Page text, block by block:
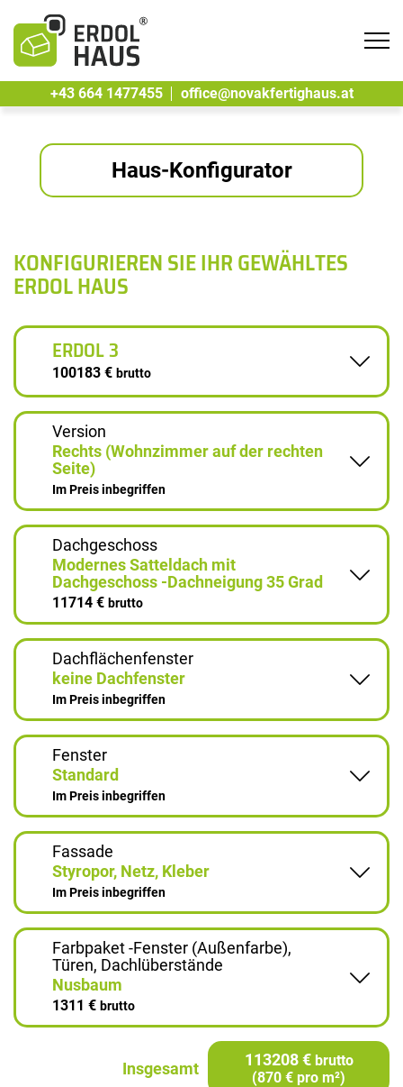
+43 664 1477455
office@novakfertighaus.at
Haus-Konfigurator
KONFIGURIEREN SIE IHR GEWÄHLTES
ERDOL HAUS
ERDOL 3
100183 € brutto
Version
Rechts (Wohnzimmer auf der rechten
Seite)
Im Preis inbegriffen
Dachgeschoss
Modernes Satteldach mit
Dachgeschoss -Dachneigung 35 Grad
11714 € brutto
Dachflächenfenster
keine Dachfenster
Im Preis inbegriffen
Fenster
Standard
Im Preis inbegriffen
Fassade
Styropor, Netz, Kleber
Im Preis inbegriffen
Farbpaket -Fenster (Außenfarbe),
Türen, Dachlüberstände
Nusbaum
1311 € brutto
Insgesamt 113208 € brutto
(870 € pro m²)